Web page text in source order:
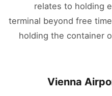
relates to holding
terminal beyond free
holding the container
Vienna